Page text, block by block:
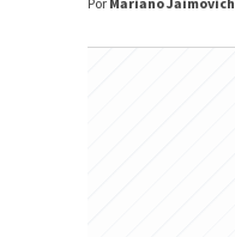
Por Mariano Jaimovich